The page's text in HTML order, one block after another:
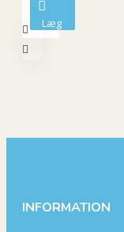
Læg
i
INFORMATION